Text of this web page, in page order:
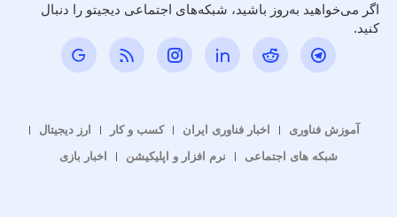
اگر می‌خواهید به‌روز باشید، شبکه‌های اجتماعی دیجیتو را دنبال
کنید.
آموزش فناوری اخبار فناوری ایران کسب و کار
ارز دیجیتال
شبکه های اجتماعی
نرم افزار و اپلیکیشن اخبار بازی